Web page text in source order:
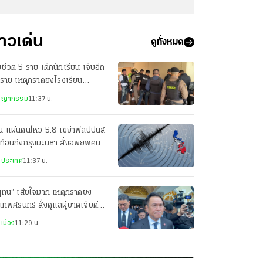
วเด่น ดูทั้งหมด
ชีวิต 5 ราย เด็กนักเรียน เจ็บอีก
าย เหตุกราดยิงโรงเรียน
ญากรรม11:37 น.
แผ่นดินไหว 5.8 เขย่าฟิลิปปินส์
ทือนถึงกรุงมะนิลา สั่งอพยพคนใน
รราชการ
ระเทศ11:37 น.
ทิน” เสียใจมาก เหตุกราดยิง
ทพศิรินทร์ สั่งดูแลผู้บาดเจ็บด่วน
มือง11:29 น.